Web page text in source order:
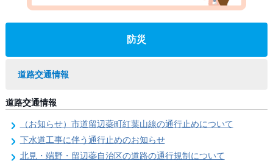
防災
道路交通情報
道路交通情報
（お知らせ）市道留辺蘂町紅葉山線の通行止めについて
下水道工事に伴う通行止めのお知らせ
北見・端野・留辺蘂自治区の道路の通行規制について